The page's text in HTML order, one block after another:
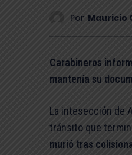
Por Mauricio
Carabineros
mantenía su
La intesección de
tránsito que
murió tras